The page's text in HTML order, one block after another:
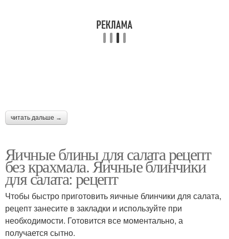
читать дальше →
Яичные блины для салата рецепт
без крахмала. Яичные блинчики
для салата: рецепт
Чтобы быстро приготовить яичные блинчики для салата,
рецепт занесите в закладки и используйте при
необходимости. Готовится все моментально, а
получается сытно.